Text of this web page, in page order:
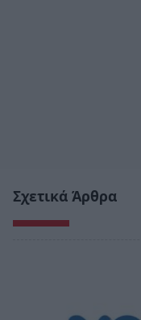
Σχετικά Άρθρα